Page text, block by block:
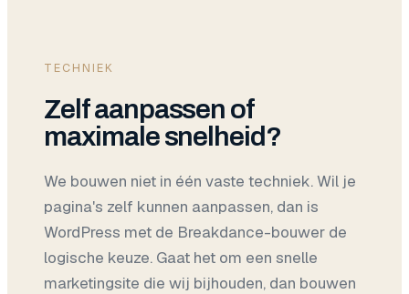
TECHNIEK
Zelf aanpassen of
maximale snelheid?
We bouwen niet in één vaste techniek. Wil je
pagina's zelf kunnen aanpassen, dan is
WordPress met de Breakdance-bouwer de
logische keuze. Gaat het om een snelle
marketingsite die wij bijhouden, dan bouwen